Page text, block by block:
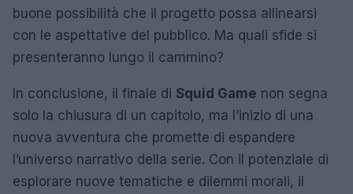
buone possibilità che il progetto possa allinearsi
con le aspettative del pubblico. Ma quali sfide si
presenteranno lungo il cammino?
In conclusione, il finale di Squid Game non segna
solo la chiusura di un capitolo, ma l’inizio di una
nuova avventura che promette di espandere
l’universo narrativo della serie. Con il potenziale di
esplorare nuove tematiche e dilemmi morali, il